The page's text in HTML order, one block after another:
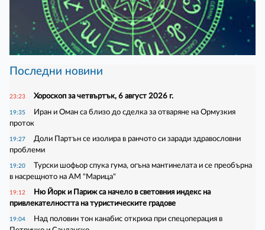
Последни новини
23:23 Хороскоп за четвъртък, 6 август 2026 г.
19:35
Иран и Оман са близо до сделка за отваряне на Ормузкия
проток
19:27
Доли Партън се изолира в ранчото си заради здравословни
проблеми
19:20
Турски шофьор спука гума, огъна мантинелата и се преобърна
в насрещното на АМ "Марица"
19:12
Ню Йорк и Париж са начело в световния индекс на
привлекателността на туристическите градове
19:04
Над половин тон канабис откриха при спецоперация в